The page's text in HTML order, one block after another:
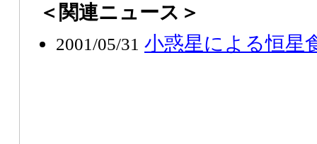
＜関連ニュース＞
2001/05/31 小惑星による恒星